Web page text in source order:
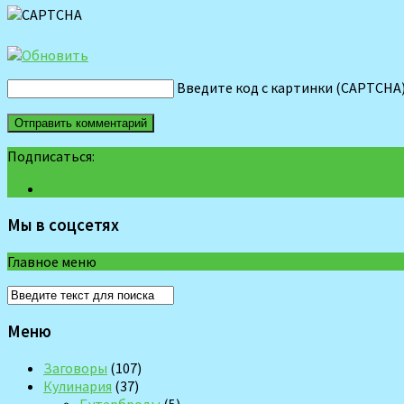
Введите код с картинки
Подписаться:
Мы в соцсетях
Главное меню
Меню
Заговоры (107)
Кулинария (37)